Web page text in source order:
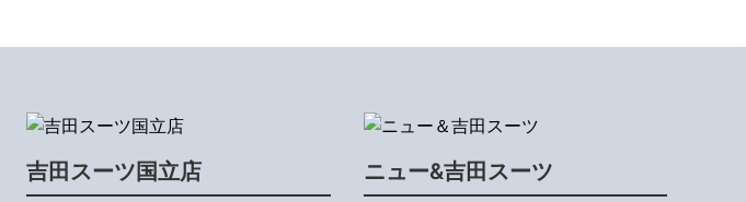
吉田スーツ国立店 ニュー&吉田スーツ